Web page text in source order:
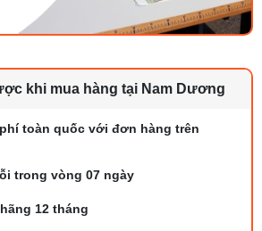
khi mua hàng tại Nam Dương
toàn quốc với đơn hàng trên
trong vòng 07 ngày
12 tháng